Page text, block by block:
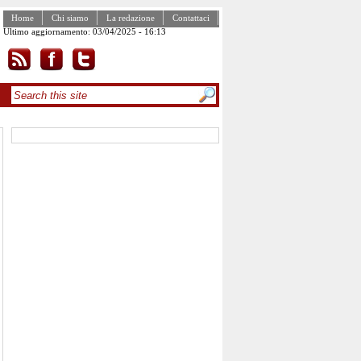
Home Chi siamo La redazione
Contattaci
Ultimo aggiornamento: 03/04/2025 - 16:13